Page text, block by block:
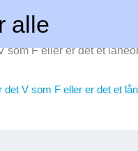
alle
2: Er det V som F eller er det
som F eller er det et
det V som F eller er det et